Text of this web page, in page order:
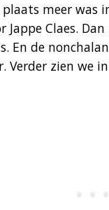
plaats meer
Claes.
En de
zien we